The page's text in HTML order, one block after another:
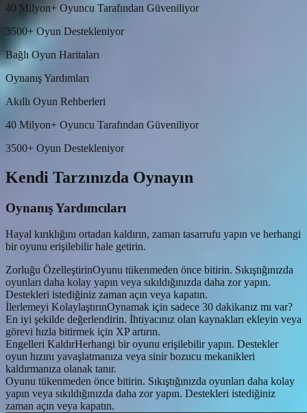
40 Milyon+ Oyuncu Tarafından Güveniliyor
3500+ Oyun Destekleniyor
Bağlı Oyun Haritaları
Oynanış Yardımları
Akıllı Oyun Rehberleri
40 Milyon+ Oyuncu Tarafından Güveniliyor
3500+ Oyun Destekleniyor
Kendi Tarzınızda Oynayın
Oynanış Yardımcıları
Hayal kırıklığını ortadan kaldırın, zaman tasarrufu yapın ve herhangi
bir oyunu erişilebilir hale getirin.
Zorluğu ÖzelleştirinOyunu tükenmeden önce bitirin. Sıkıştığınızda
oyunları daha kolay yapın veya sıkıldığınızda daha zor yapın.
Destekleri istediğiniz zaman açın veya kapatın.
İlerlemeyi KolaylaştırınOynamak için sadece 30 dakikanız mı var?
En iyi şekilde değerlendirin. İhtiyacınız olan kaynakları ekleyin veya
görevi hızla bitirmek için XP artırın.
Engelleri KaldırHerhangi bir oyunu erişilebilir yapın. Destekler
oyun hızını yavaşlatmanıza veya sinir bozucu mekanikleri
kaldırmanıza olanak tanır.
Oyunu tükenmeden önce bitirin. Sıkıştığınızda oyunları daha kolay
yapın veya sıkıldığınızda daha zor yapın. Destekleri istediğiniz
zaman açın veya kapatın.